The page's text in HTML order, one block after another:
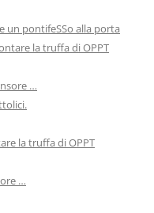
un pontifeSSo alla porta
la truffa di OPPT
…
la truffa di OPPT
…